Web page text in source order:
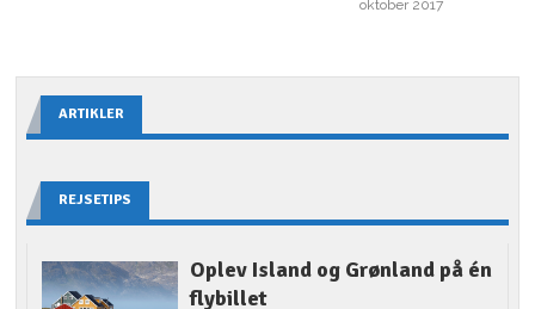
oktober 2017
ARTIKLER
REJSETIPS
Oplev Island og Grønland på én
flybillet